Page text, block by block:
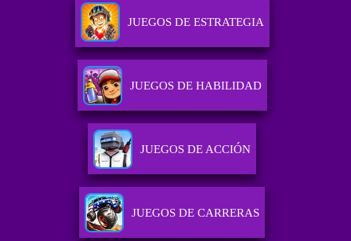
JUEGOS DE ESTRATEGIA
JUEGOS DE HABILIDAD
JUEGOS DE ACCIÓN
JUEGOS DE CARRERAS